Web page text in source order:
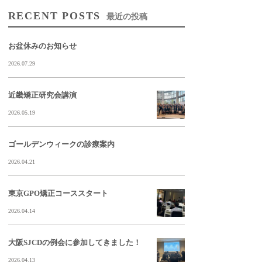
RECENT POSTS 最近の投稿
お盆休みのお知らせ
2026.07.29
近畿矯正研究会講演
2026.05.19
ゴールデンウィークの診療案内
2026.04.21
東京GPO矯正コーススタート
2026.04.14
大阪SJCDの例会に参加してきました！
2026.04.13